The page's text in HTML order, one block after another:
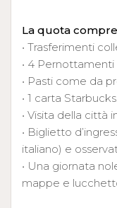
La quota
• Trasferimenti
• 4 Pernottamenti
• Pasti come da
• 1 carta Starbucks.
• Visita della città
• Biglietto
italiano) e
• Una giornata
mappe e